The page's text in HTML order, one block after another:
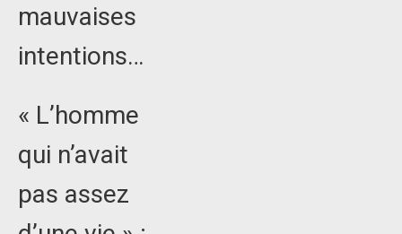
mauvaises
intentions…
« L’homme
qui n’avait
pas assez